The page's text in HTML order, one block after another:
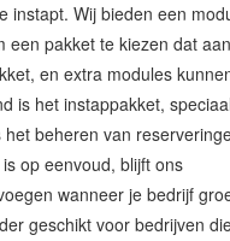
instapt. Wij bieden een
een pakket te kiezen dat
en extra modules
is het instappakket, speciaal
beheren van
op eenvoud, blijft ons
wanneer je bedrijf
geschikt voor bedrijven